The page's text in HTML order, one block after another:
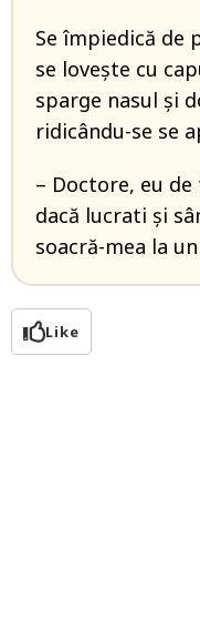
Se împiedică de
se lovește cu
sparge nasul și
ridicându-se se
– Doctore, eu
dacă lucrati și
soacră-mea la
Like